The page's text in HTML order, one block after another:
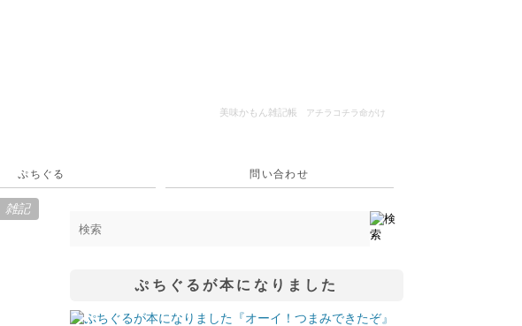
美味かもん雑記帳 アチラコチラ命がけ
ぷちぐる 問い合わせ
雑記
ぷちぐるが本になりました